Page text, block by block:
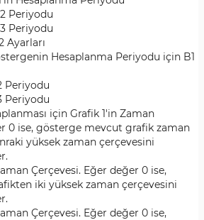
Periyodu
Periyodu
Ayarları
Hesaplanma Periyodu için B1
Periyodu
Periyodu
için Grafik 1'in Zaman
0 ise, gösterge mevcut grafik zaman
yüksek zaman çerçevesini
Çerçevesi. Eğer değer 0 ise,
iki yüksek zaman çerçevesini
Çerçevesi. Eğer değer 0 ise,